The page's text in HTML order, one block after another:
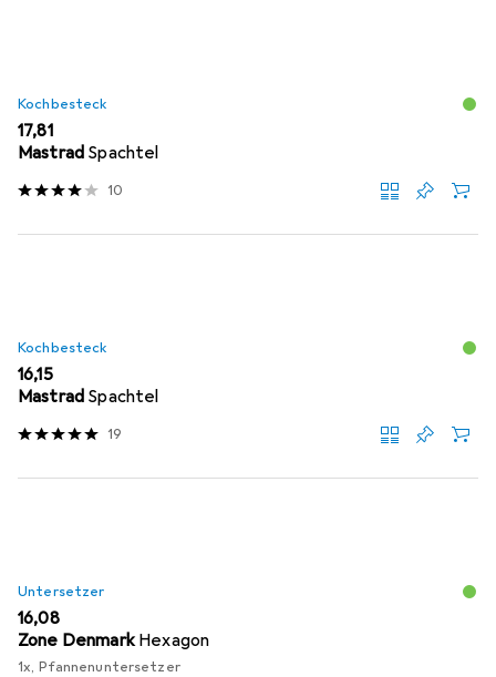
Kochbesteck
EUR
17,81
Mastrad Spachtel
10
Kochbesteck
EUR
16,15
Mastrad Spachtel
19
Untersetzer
EUR
16,08
Zone Denmark Hexagon
1x, Pfannenuntersetzer